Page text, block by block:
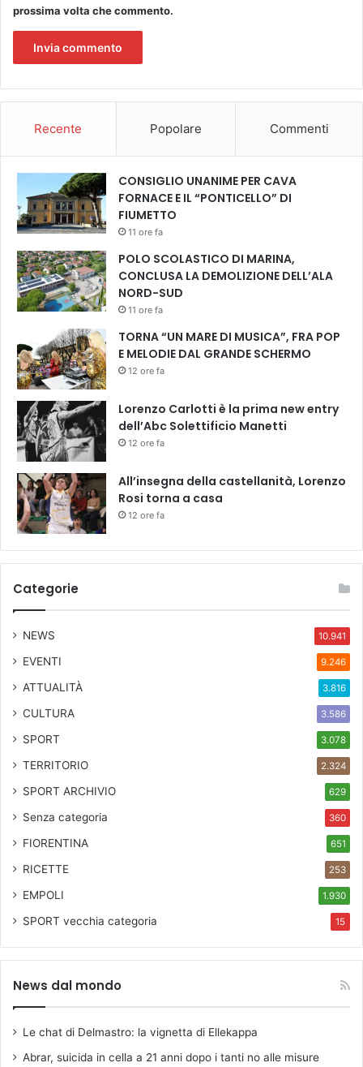
n
i
e
r
r
à
e
u
s
z
a
prossima volta che commento.
Recente Popolare Commenti
CONSIGLIO UNANIME PER CAVA
FORNACE E IL “PONTICELLO” DI
FIUMETTO
11 ore fa
POLO SCOLASTICO DI MARINA,
CONCLUSA LA DEMOLIZIONE DELL’ALA
NORD-SUD
11 ore fa
TORNA “UN MARE DI MUSICA”, FRA POP
E MELODIE DAL GRANDE SCHERMO
12 ore fa
Lorenzo Carlotti è la prima new entry
dell’Abc Solettificio Manetti
12 ore fa
All’insegna della castellanità, Lorenzo
Rosi torna a casa
12 ore fa
Categorie
NEWS 10.941
EVENTI 9.246
ATTUALITÀ 3.816
CULTURA 3.586
SPORT 3.078
TERRITORIO 2.324
SPORT ARCHIVIO 629
Senza categoria 360
FIORENTINA 651
RICETTE 253
EMPOLI 1.930
SPORT vecchia categoria 15
News dal mondo
Le chat di Delmastro: la vignetta di Ellekappa
Abrar, suicida in cella a 21 anni dopo i tanti no alle misure